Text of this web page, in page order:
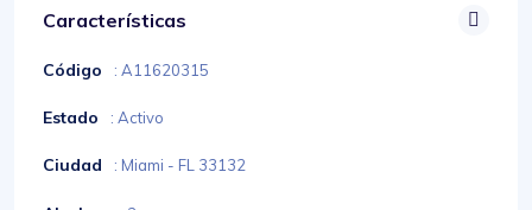
Características
Código : A11620315
Estado : Activo
Ciudad : Miami - FL 33132